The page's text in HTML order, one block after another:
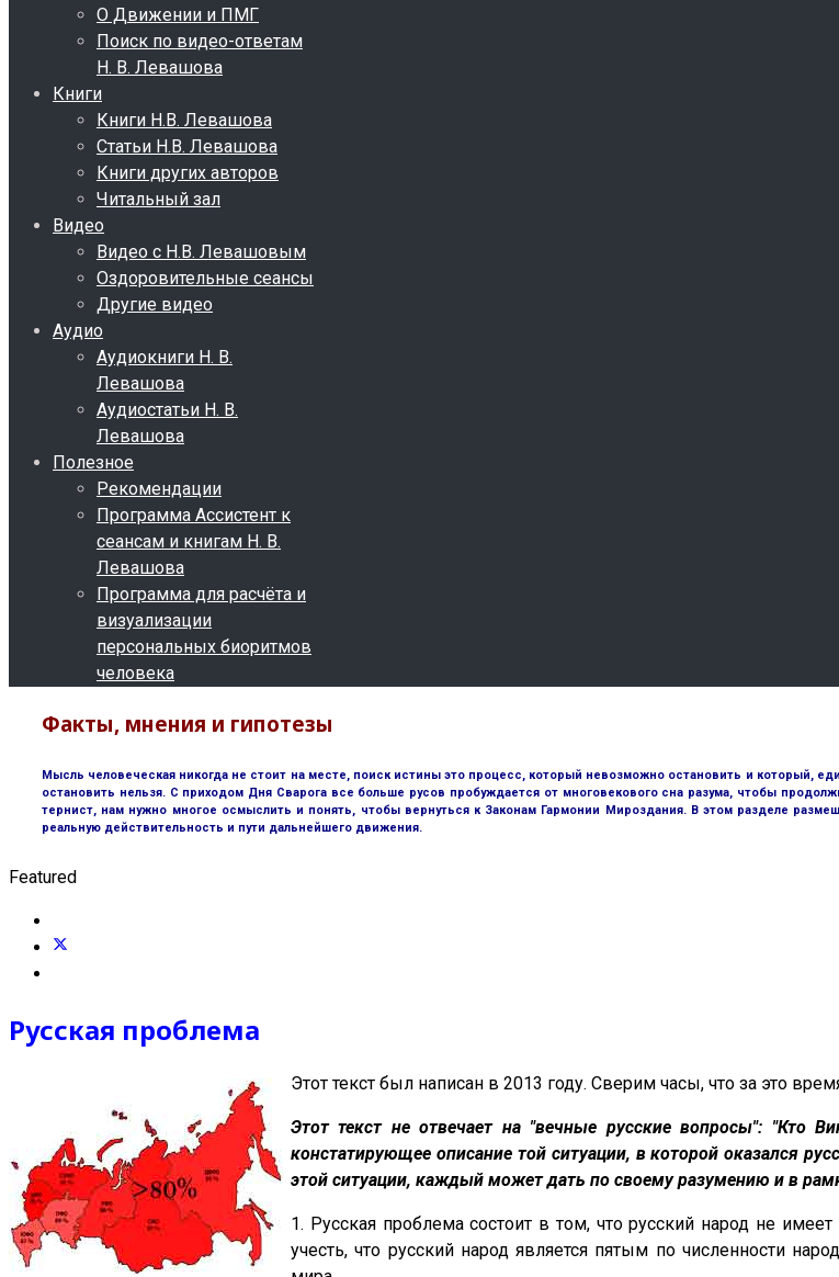
О Движении и ПМГ
Поиск по видео-ответам
Н. В. Левашова
Книги
Книги Н.В. Левашова
Статьи Н.В. Левашова
Книги других авторов
Читальный зал
Видео
Видео с Н.В. Левашовым
Оздоровительные сеансы
Другие видео
Аудио
Аудиокниги Н. В.
Левашова
Аудиостатьи Н. В.
Левашова
Полезное
Рекомендации
Программа Ассистент к
сеансам и книгам Н. В.
Левашова
Программа для расчёта и
визуализации
персональных биоритмов
человека
Факты, мнения и гипотезы
Мысль человеческая никогда не стоит на месте, поиск истины это процесс, который невозможно остановить и который,
остановить нельзя. С приходом Дня Сварога все больше русов пробуждается от многовекового сна разума, чтобы
тернист, нам нужно многое осмыслить и понять, чтобы вернуться к Законам Гармонии Мироздания. В этом разделе
реальную действительность и пути дальнейшего движения.
Featured
Русская проблема
Этот текст был написан в 2013 году. Сверим часы, что за это
Этот текст не отвечает на "вечные русские вопросы": "Кто
констатирующее описание той ситуации, в которой оказался
этой ситуации, каждый может дать по своему разумению и в
1. Русская проблема состоит в том, что русский народ не
учесть, что русский народ является пятым по численности